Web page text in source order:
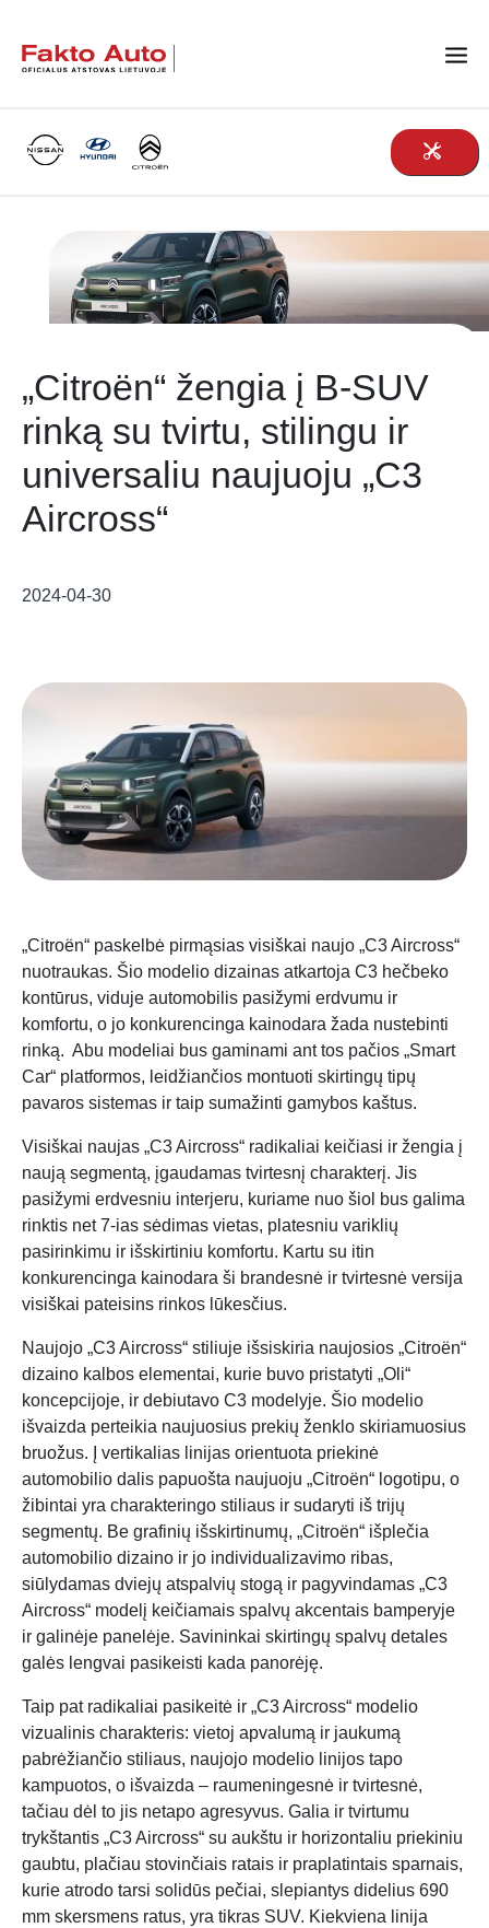
Main Navigation
„Citroën“ žengia į B-SUV
rinką su tvirtu, stilingu ir
universaliu naujuoju „C3
Aircross“
2024-04-30
„Citroën“ paskelbė pirmąsias visiškai naujo „C3 Aircross“
nuotraukas. Šio modelio dizainas atkartoja C3 hečbeko
kontūrus, viduje automobilis pasižymi erdvumu ir
komfortu, o jo konkurencinga kainodara žada nustebinti
rinką. Abu modeliai bus gaminami ant tos pačios „Smart
Car“ platformos, leidžiančios montuoti skirtingų tipų
pavaros sistemas ir taip sumažinti gamybos kaštus.
Visiškai naujas „C3 Aircross“ radikaliai keičiasi ir žengia į
naują segmentą, įgaudamas tvirtesnį charakterį. Jis
pasižymi erdvesniu interjeru, kuriame nuo šiol bus galima
rinktis net 7-ias sėdimas vietas, platesniu variklių
pasirinkimu ir išskirtiniu komfortu. Kartu su itin
konkurencinga kainodara ši brandesnė ir tvirtesnė versija
visiškai pateisins rinkos lūkesčius.
Naujojo „C3 Aircross“ stiliuje išsiskiria naujosios „Citroën“
dizaino kalbos elementai, kurie buvo pristatyti „Oli“
koncepcijoje, ir debiutavo C3 modelyje. Šio modelio
išvaizda perteikia naujuosius prekių ženklo skiriamuosius
bruožus. Į vertikalias linijas orientuota priekinė
automobilio dalis papuošta naujuoju „Citroën“ logotipu, o
žibintai yra charakteringo stiliaus ir sudaryti iš trijų
segmentų. Be grafinių išskirtinumų, „Citroën“ išplečia
automobilio dizaino ir jo individualizavimo ribas,
siūlydamas dviejų atspalvių stogą ir pagyvindamas „C3
Aircross“ modelį keičiamais spalvų akcentais bamperyje
ir galinėje panelėje. Savininkai skirtingų spalvų detales
galės lengvai pasikeisti kada panorėję.
Taip pat radikaliai pasikeitė ir „C3 Aircross“ modelio
vizualinis charakteris: vietoj apvalumą ir jaukumą
pabrėžiančio stiliaus, naujojo modelio linijos tapo
kampuotos, o išvaizda – raumeningesnė ir tvirtesnė,
tačiau dėl to jis netapo agresyvus. Galia ir tvirtumu
trykštantis „C3 Aircross“ su aukštu ir horizontaliu priekiniu
gaubtu, plačiau stovinčiais ratais ir praplatintais sparnais,
kurie atrodo tarsi solidūs pečiai, slepiantys didelius 690
mm skersmens ratus, yra tikras SUV. Kiekviena linija